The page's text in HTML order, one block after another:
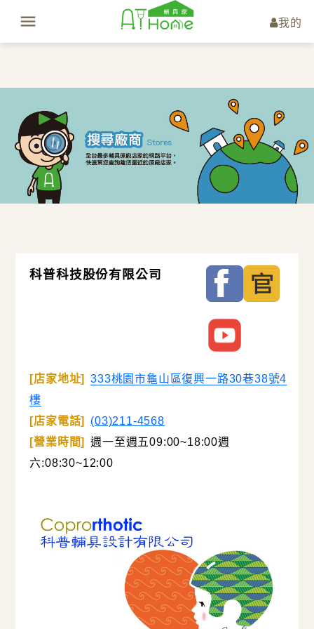
我的
科普科技股份有限公司
[店家地址]
333桃園市龜山區復興一路30巷38號4
樓
[店家電話]
(03)211-4568
[營業時間]
週一至週五09:00~18:00週
六:08:30~12:00